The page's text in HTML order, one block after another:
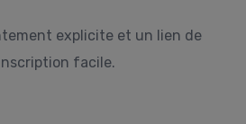
explicite et un lien de
facile.